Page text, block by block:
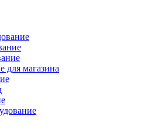
для магазина